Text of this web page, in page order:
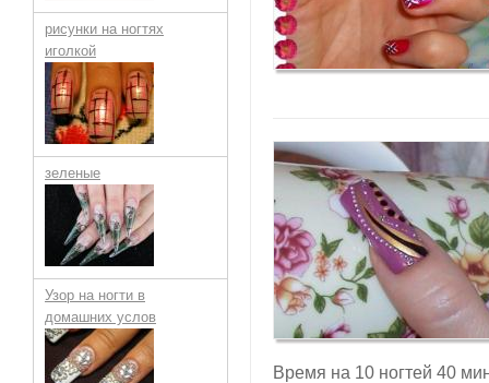
рисунки на ногтях
иголкой
зеленые
Узор на ногти в
домашних услов
Время на 10 ногтей 40